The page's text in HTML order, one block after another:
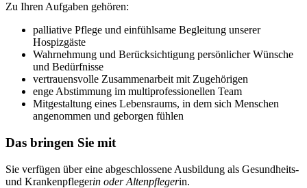
Zu Ihren Aufgaben gehören:
palliative Pflege und einfühlsame Begleitung unserer
Hospizgäste
Wahrnehmung und Berücksichtigung persönlicher Wünsche
und Bedürfnisse
vertrauensvolle Zusammenarbeit mit Zugehörigen
enge Abstimmung im multiprofessionellen Team
Mitgestaltung eines Lebensraums, in dem sich Menschen
angenommen und geborgen fühlen
Das bringen Sie mit
Sie verfügen über eine abgeschlossene Ausbildung als Gesundheits-
und Krankenpflegerin oder Altenpflegerin.